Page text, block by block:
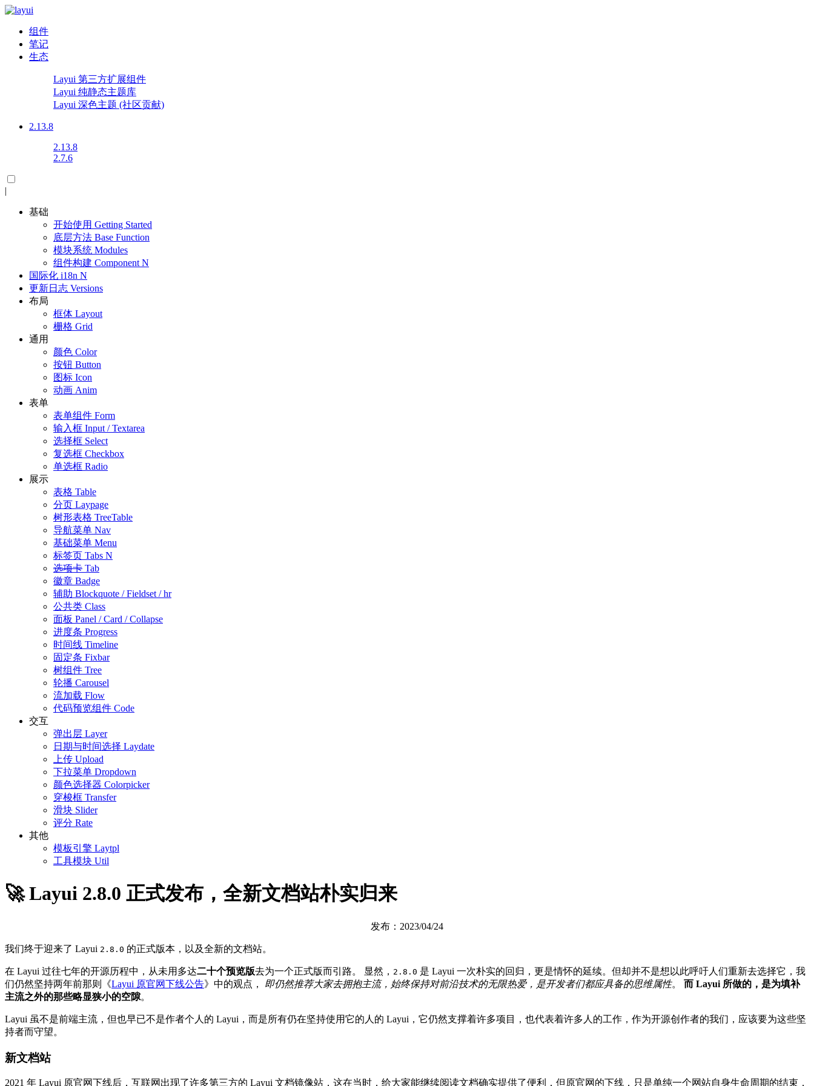
组件
笔记
生态
Layui 第三方扩展组件
Layui 纯静态主题库
Layui 深色主题 (社区贡献)
2.13.8
2.13.8
2.7.6
|
基础
开始使用 Getting Started
底层方法 Base Function
模块系统 Modules
组件构建 Component N
国际化 i18n N
更新日志 Versions
布局
框体 Layout
栅格 Grid
通用
颜色 Color
按钮 Button
图标 Icon
动画 Anim
表单
表单组件 Form
输入框 Input / Textarea
选择框 Select
复选框 Checkbox
单选框 Radio
展示
表格 Table
分页 Laypage
树形表格 TreeTable
导航菜单 Nav
基础菜单 Menu
标签页 Tabs N
选项卡 Tab
徽章 Badge
辅助 Blockquote / Fieldset / hr
公共类 Class
面板 Panel / Card / Collapse
进度条 Progress
时间线 Timeline
固定条 Fixbar
树组件 Tree
轮播 Carousel
流加载 Flow
代码预览组件 Code
交互
弹出层 Layer
日期与时间选择 Laydate
上传 Upload
下拉菜单 Dropdown
颜色选择器 Colorpicker
穿梭框 Transfer
滑块 Slider
评分 Rate
其他
模板引擎 Laytpl
工具模块 Util
🚀 Layui 2.8.0 正式发布，全新文档站朴实归来
发布：2023/04/24
我们终于迎来了 Layui 2.8.0 的正式版本，以及全新的文档站。
在 Layui 过往七年的开源历程中，从未用多达二十个预览版去为一个正式版而引路。 显然， 2.8.0 是 Layui 一次朴实的回归，更是情怀的延续。但却并不是想以此呼吁人们重新去选择它，我
们仍然坚持两年前那则《Layui 原官网下线公告》中的观点， 即仍然推荐大家去拥抱主流，始终保持对前沿技术的无限热爱，是开发者们都应具备的思维属性。 而 Layui 所做的，是为填补
主流之外的那些略显狭小的空隙。
Layui 虽不是前端主流，但也早已不是作者个人的 Layui，而是所有仍在坚持使用它的人的 Layui，它仍然支撑着许多项目，也代表着许多人的工作，作为开源创作者的我们，应该要为这些坚
持者而守望。
新文档站
2021 年 Layui 原官网下线后，互联网出现了许多第三方的 Layui 文档镜像站，这在当时，给大家能继续阅读文档确实提供了便利，但原官网的下线，只是单纯一个网站自身生命周期的结束，